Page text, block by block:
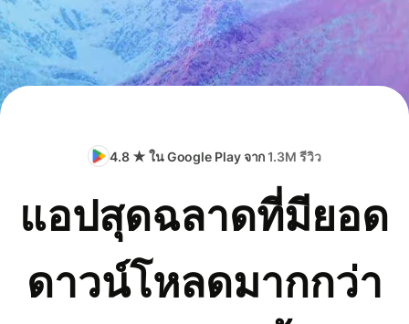
4.8 ★ ใน Google Play จาก1.3M รีวิว
แอปสุดฉลาดที่มียอด
ดาวน์โหลดมากกว่า